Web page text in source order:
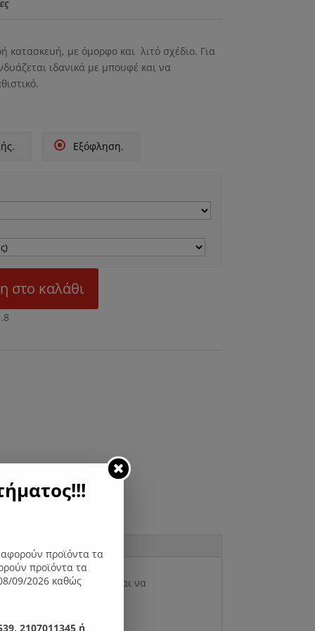
κατασκευή, με όμορφο και λιτό σχέδιο. Για
ιδανικά με μπουφέ και να
Εξόφληση.
στο καλάθι
ιδανικά με μπουφέ και να
προϊόντα τα
προϊόντα τα
09/2026 καθώς
2107011345 ή